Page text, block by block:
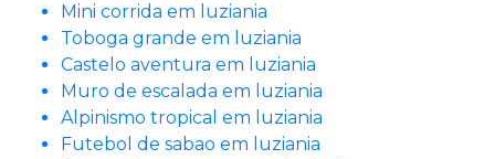
Mini corrida em luziania
Toboga grande em luziania
Castelo aventura em luziania
Muro de escalada em luziania
Alpinismo tropical em luziania
Futebol de sabao em luziania